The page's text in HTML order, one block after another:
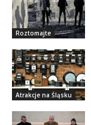
Roztomajte
Atrakcje na Śląsku